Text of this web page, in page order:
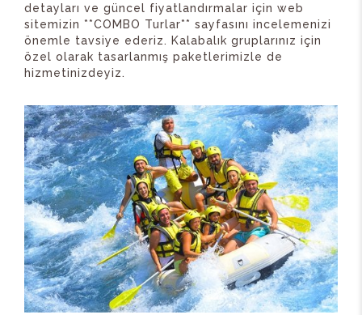
detayları ve güncel fiyatlandırmalar için web
sitemizin **COMBO Turlar** sayfasını incelemenizi
önemle tavsiye ederiz. Kalabalık gruplarınız için
özel olarak tasarlanmış paketlerimizle de
hizmetinizdeyiz.